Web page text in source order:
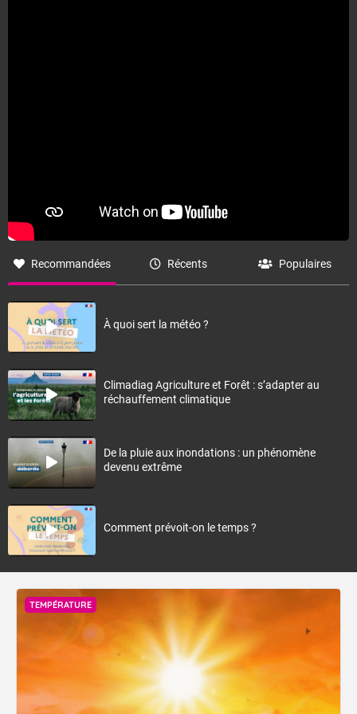
Recommandées Récents Populaires
À quoi sert la météo ?
Climadiag Agriculture et Forêt : s’adapter au
réchauffement climatique
De la pluie aux inondations : un phénomène
devenu extrême
Comment prévoit-on le temps ?
TEMPÉRATURE